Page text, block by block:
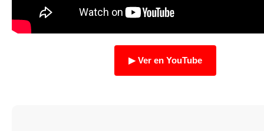
TRANSPARENCIA
▶ Ver en YouTube